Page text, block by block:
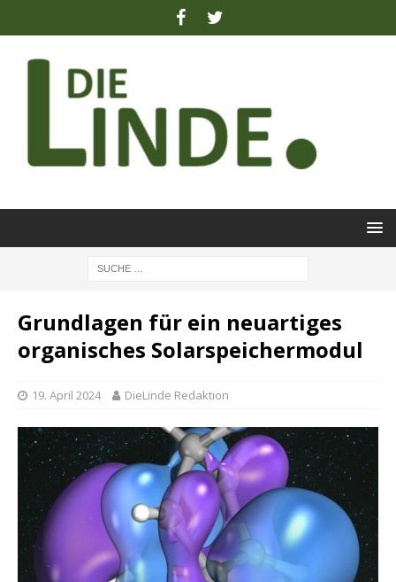
Grundlagen für ein neuartiges
organisches Solarspeichermodul
19. April 2024 DieLinde Redaktion